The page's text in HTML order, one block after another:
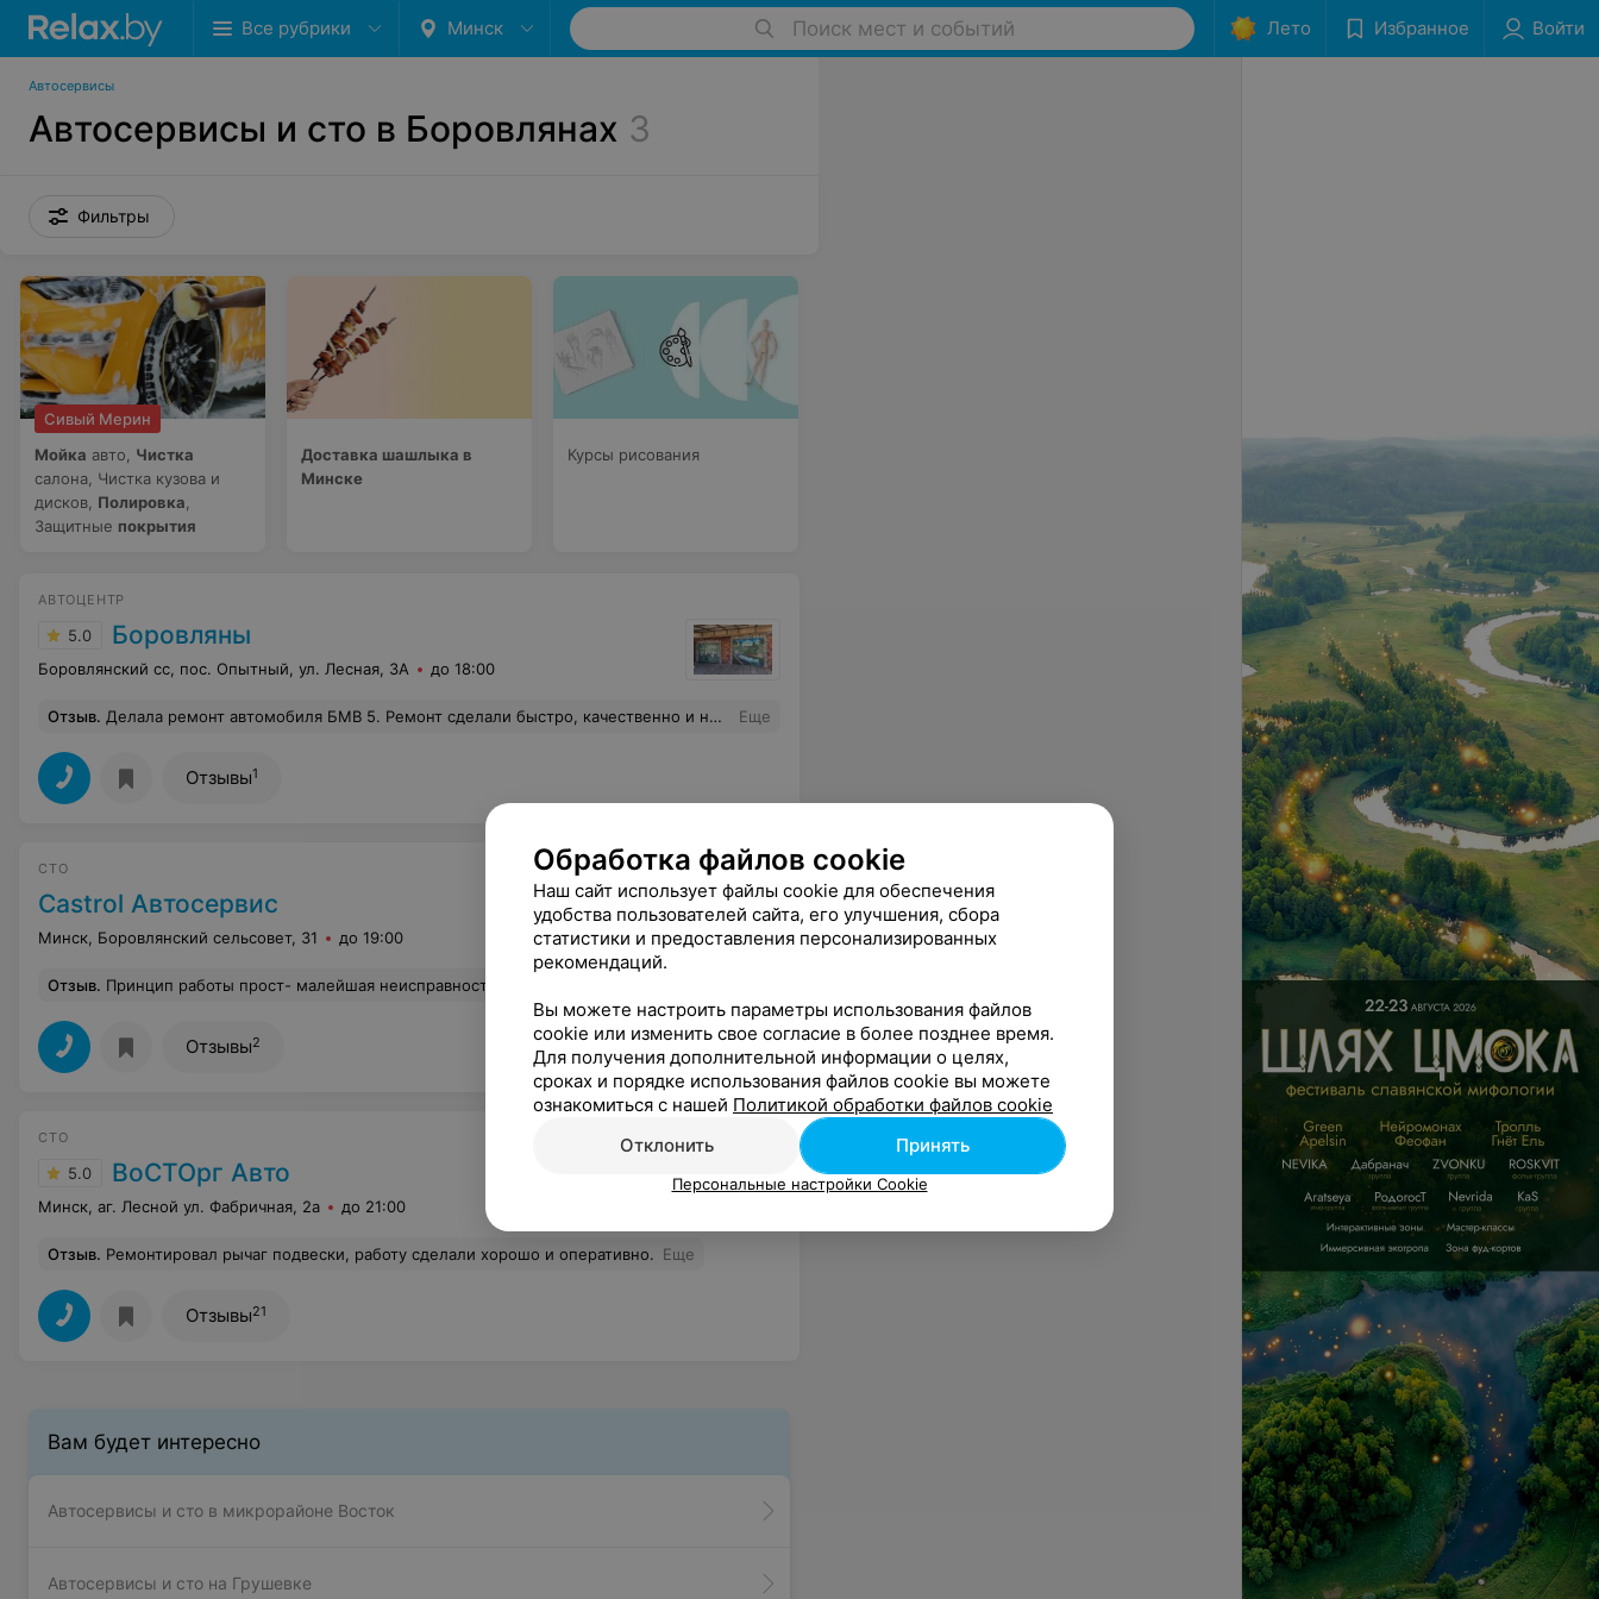
Все рубрики Минск Поиск мест и событий Лето Избранное Войти
Автосервисы
Автосервисы и сто в Боровлянах 3
Фильтры
Сивый Мерин
Мойка авто, Чистка
салона, Чистка кузова и
дисков, Полировка
Защитные покрытия
Доставка шашлыка в
Минске
Курсы рисования
АВТОЦЕНТР
5.0 Боровляны
Боровлянский сс, пос. Опытный, ул. Лесная, 3А до 18:00
Отзыв. Делала ремонт автомобиля БМВ 5. Ремонт сделали быстро, качественно и недорого. Особая БЛАГОДАРНОСТЬ Андрею, который с грамотным подходом относится к своему делу. Стоимостью за ремонт была приятно удивлена. Рекомендую. Еще
Отзывы1
СТО
Castrol Автосервис
Минск, Боровлянский сельсовет, 31 до 19:00
Отзыв. Принцип работы прост- малейшая неисправность-покупай все новое, мы поставим и на тебе заработаем. Пропало сцепление, пришлось выложить 500 у.е. но толку мало, через 2 дня неисправность вернулась. Не советую вам туда ехать!!!
Отзывы2
СТО
5.0 ВоСТОрг Авто
Минск, аг. Лесной ул. Фабричная, 2а до 21:00
Отзыв. Ремонтировал рычаг подвески, работу сделали хорошо и оперативно. Еще
Отзывы21
Вам будет интересно
Автосервисы и сто в микрорайоне Восток
Автосервисы и сто на Грушевке
Обработка файлов cookie
Наш сайт использует файлы cookie для обеспечения
удобства пользователей сайта, его улучшения, сбора
статистики и предоставления персонализированных
рекомендаций.
Вы можете настроить параметры использования файлов
cookie или изменить свое согласие в более позднее время.
Для получения дополнительной информации о целях,
сроках и порядке использования файлов cookie вы можете
ознакомиться с нашей Политикой обработки файлов cookie
Отклонить
Принять
Персональные настройки Cookie